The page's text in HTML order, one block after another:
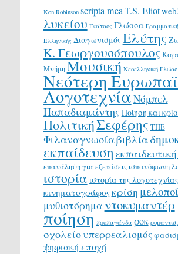
Ken Robinson scripta meaT.S. Eliot
λυκείου Γκάτσος Γλώσσα
Ελληνικής ΔιαγωνισμόςΕλύτης
Κ. Γεωργουσόπουλος
ΜνήμηΜουσική Νεοελληνική
Νεότερη
ΛογοτεχνίαΝόμπελ
Παπαδιαμάντης Ποίηση και
ΠολιτικήΣεφέρης ΤΠΕ
Φιλαναγνωσίαβιβλία
εκπαίδευση
επανάληψη για εξετάσεις ισπανόφωνη
ιστορία ιστορία της λογοτεχνίας
κινηματογράφοςκρίση
μυθιστόρημα ντοκυμαντέρ
ποίηση προπαγάνδα ροκ
σχολείουπερρεαλισμός
ψηφιακή εποχή